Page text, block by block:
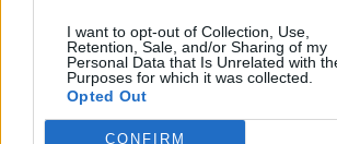
I want to opt-out of Collection, Use,
Retention, Sale, and/or Sharing of my
Personal Data that Is Unrelated with
Purposes for which it was collected.
Opted Out
CONFIRM
#eurovision pic.twitter.com/
— NIΚΟΣ 🥋🎯🎯🎯
13, 2026